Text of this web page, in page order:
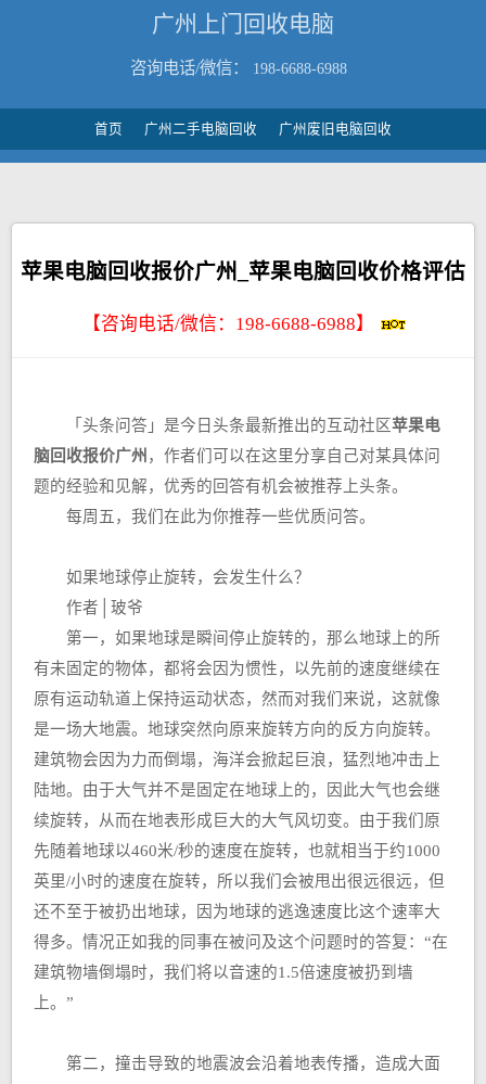
广州上门回收电脑
咨询电话/微信： 198-6688-6988
首页 广州二手电脑回收 广州废旧电脑回收
苹果电脑回收报价广州_苹果电脑回收价格评估
【咨询电话/微信： 198-6688-6988】
「头条问答」是今日头条最新推出的互动社区苹果电
脑回收报价广州 ，作者们可以在这里分享自己对某具体问
题的经验和见解，优秀的回答有机会被推荐上头条。
每周五，我们在此为你推荐一些优质问答。
如果地球停止旋转，会发生什么？
作者│玻爷
第一，如果地球是瞬间停止旋转的，那么地球上的所
有未固定的物体，都将会因为惯性，以先前的速度继续在
原有运动轨道上保持运动状态，然而对我们来说，这就像
是一场大地震。地球突然向原来旋转方向的反方向旋转。
建筑物会因为力而倒塌，海洋会掀起巨浪，猛烈地冲击上
陆地。由于大气并不是固定在地球上的，因此大气也会继
续旋转，从而在地表形成巨大的大气风切变。由于我们原
先随着地球以460米/秒的速度在旋转，也就相当于约1000
英里/小时的速度在旋转，所以我们会被甩出很远很远，但
还不至于被扔出地球，因为地球的逃逸速度比这个速率大
得多。情况正如我的同事在被问及这个问题时的答复：“在
建筑物墙倒塌时，我们将以音速的1.5倍速度被扔到墙
上。”
第二，撞击导致的地震波会沿着地表传播，造成大面